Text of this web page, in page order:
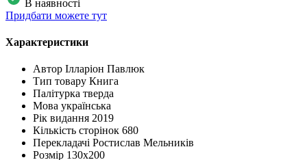
В наявності
Придбати можете тут
Характеристики
Автор Ілларіон Павлюк
Тип товару Книга
Палітурка тверда
Мова українська
Рік видання 2019
Кількість сторінок 680
Перекладачі Ростислав Мельників
Розмір 130x200